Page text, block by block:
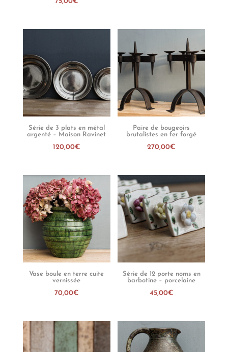
Série de 3 plats en métal
argenté – Maison Ravinet
120,00€
Paire de bougeoirs
brutalistes en fer forgé
270,00€
Vase boule en terre cuite
vernissée
70,00€
Série de 12 porte noms en
barbotine – porcelaine
45,00€